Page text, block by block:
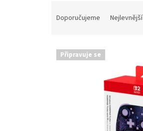
n
Doporučujeme Nejlevnější
V Připravuje se